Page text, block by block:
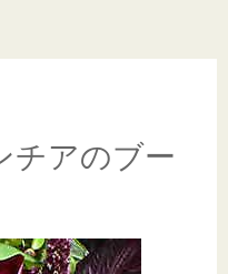
チアのブー